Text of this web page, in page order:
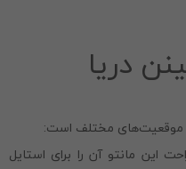
دریا
موقعیت‌های مختلف است:
این مانتو آن را برای استایل